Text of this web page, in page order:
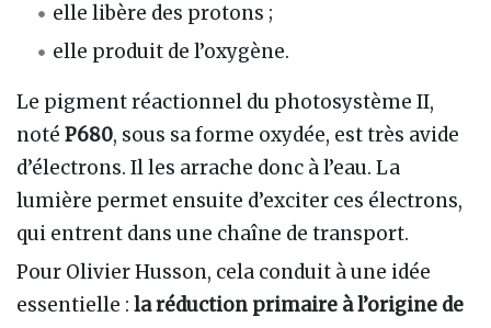
elle libère des protons ;
elle produit de l’oxygène.
Le pigment réactionnel du photosystème II,
noté P680, sous sa forme oxydée, est très avide
d’électrons. Il les arrache donc à l’eau. La
lumière permet ensuite d’exciter ces électrons,
qui entrent dans une chaîne de transport.
Pour Olivier Husson, cela conduit à une idée
essentielle : la réduction primaire à l’origine de